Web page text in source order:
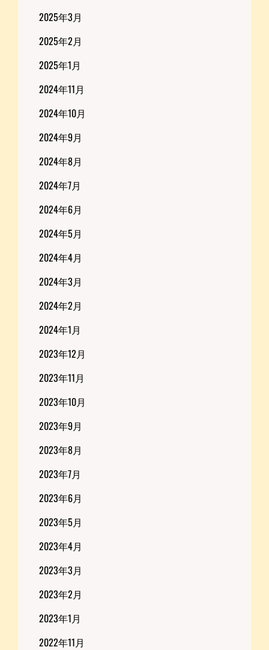
2025年3月
2025年2月
2025年1月
2024年11月
2024年10月
2024年9月
2024年8月
2024年7月
2024年6月
2024年5月
2024年4月
2024年3月
2024年2月
2024年1月
2023年12月
2023年11月
2023年10月
2023年9月
2023年8月
2023年7月
2023年6月
2023年5月
2023年4月
2023年3月
2023年2月
2023年1月
2022年11月